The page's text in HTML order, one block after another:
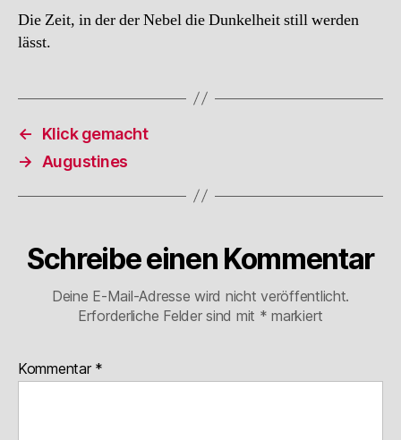
Die Zeit, in der der Nebel die Dunkelheit still werden
lässt.
←
Klick gemacht
→
Augustines
Schreibe einen Kommentar
Deine E-Mail-Adresse wird nicht veröffentlicht.
Erforderliche Felder sind mit * markiert
Kommentar *